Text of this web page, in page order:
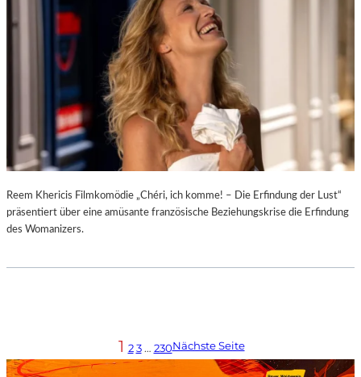
Reem Khericis Filmkomödie „Chéri, ich komme! – Die Erfindung der Lust“
präsentiert über eine amüsante französische Beziehungskrise die Erfindung
des Womanizers.
1 2 3 … 230Nächste Seite